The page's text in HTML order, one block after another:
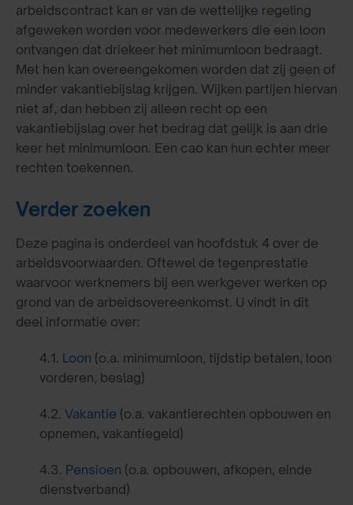
arbeidscontract kan er van de wettelijke regeling
afgeweken worden voor medewerkers die een loon
ontvangen dat driekeer het minimumloon bedraagt.
Met hen kan overeengekomen worden dat zij geen of
minder vakantiebijslag krijgen. Wijken partijen hiervan
niet af, dan hebben zij alleen recht op een
vakantiebijslag over het bedrag dat gelijk is aan drie
keer het minimumloon. Een cao kan hun echter meer
rechten toekennen.
Verder zoeken
Deze pagina is onderdeel van hoofdstuk 4 over de
arbeidsvoorwaarden. Oftewel de tegenprestatie
waarvoor werknemers bij een werkgever werken op
grond van de arbeidsovereenkomst. U vindt in dit
deel informatie over:
4.1. Loon (o.a. minimumloon, tijdstip betalen, loon
vorderen, beslag)
4.2. Vakantie (o.a. vakantierechten opbouwen en
opnemen, vakantiegeld)
4.3. Pensioen (o.a. opbouwen, afkopen, einde
dienstverband)